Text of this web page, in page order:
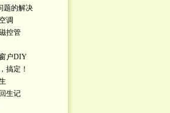
题的解决
调
控管
户DIY
搞定！
生记